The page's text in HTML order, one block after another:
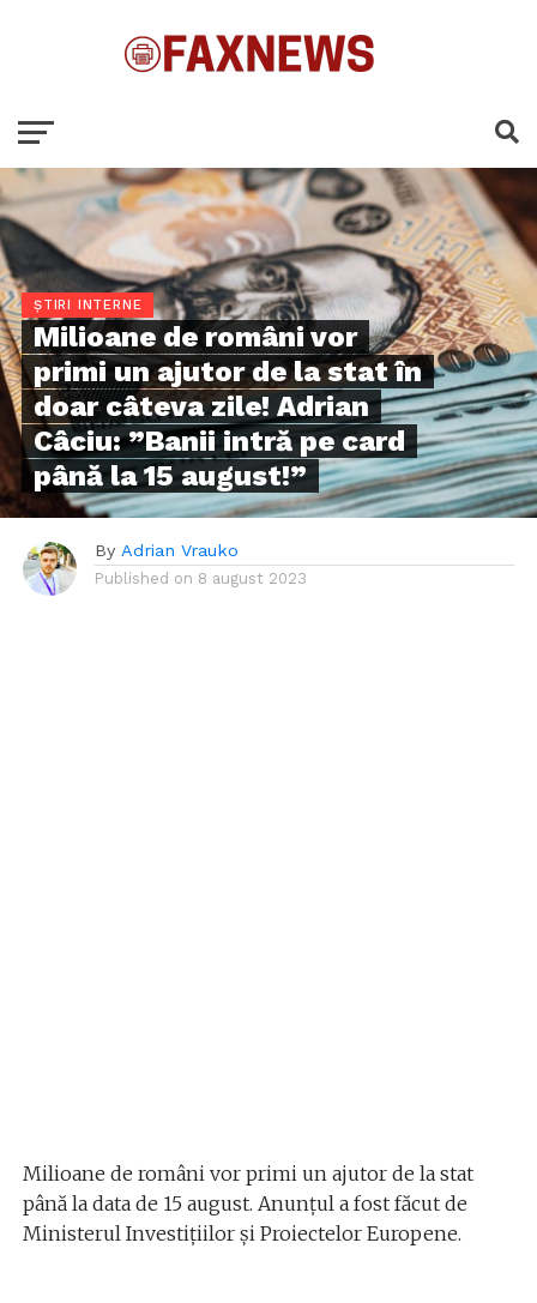
ȘTIRI INTERNE
Milioane de români vor
primi un ajutor de la stat în
doar câteva zile! Adrian
Câciu: ”Banii intră pe card
până la 15 august!”
By Adrian Vrauko
Published on 8 august 2023
Milioane de români vor primi un ajutor de la stat
până la data de 15 august. Anunțul a fost făcut de
Ministerul Investițiilor și Proiectelor Europene.